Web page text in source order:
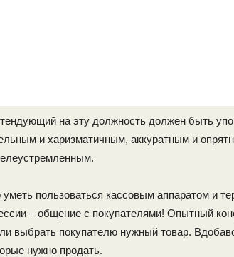
на эту должность должен быть
и харизматичным, аккуратным и
пользоваться кассовым аппаратом и
– общение с покупателями! Опытный
выбрать покупателю нужный товар.
нужно продать.